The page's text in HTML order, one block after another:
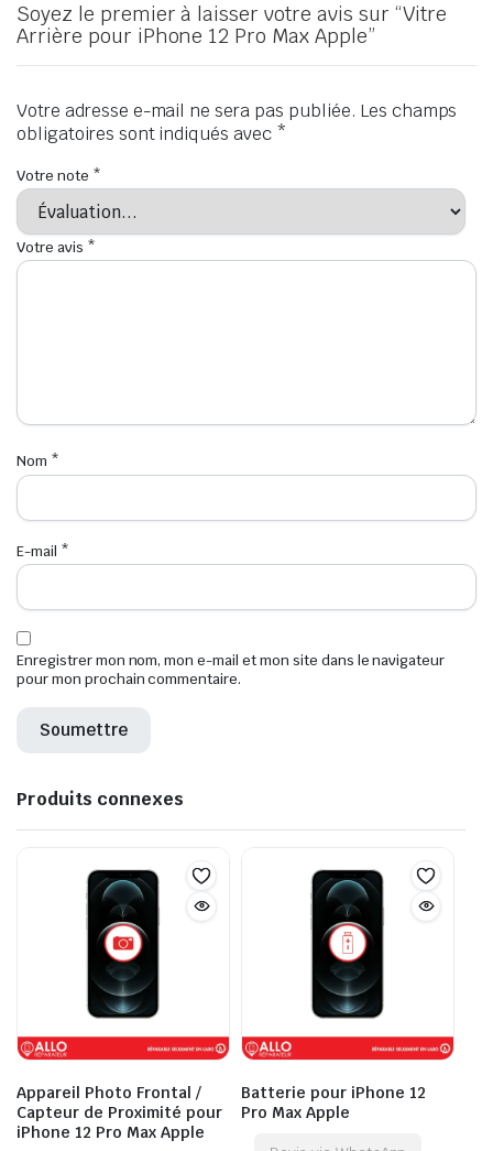
Soyez le premier à laisser votre avis sur “Vitre
Arrière pour iPhone 12 Pro Max Apple”
Votre adresse e-mail ne sera pas publiée. Les champs
obligatoires sont indiqués avec *
Votre note *
Votre avis *
Nom *
E-mail *
Enregistrer mon nom, mon e-mail et mon site dans le navigateur
pour mon prochain commentaire.
Produits connexes
Appareil Photo Frontal /
Capteur de Proximité pour
iPhone 12 Pro Max Apple
Batterie pour iPhone 12
Pro Max Apple